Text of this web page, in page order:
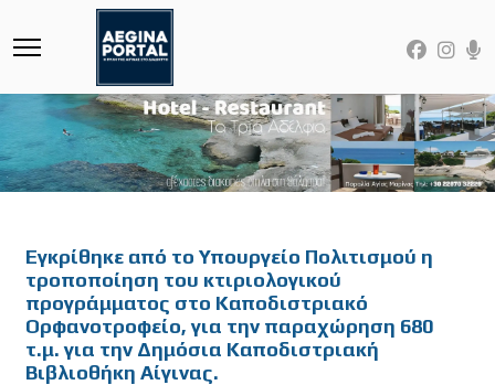
Εγκρίθηκε από το Υπουργείο Πολιτισμού η
τροποποίηση του κτιριολογικού
προγράμματος στο Καποδιστριακό
Ορφανοτροφείο, για την παραχώρηση 680
τ.μ. για την Δημόσια Καποδιστριακή
Βιβλιοθήκη Αίγινας.